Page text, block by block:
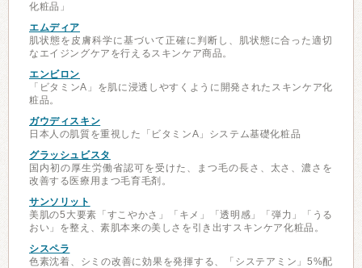
化粧品」
エムディア
肌状態を皮膚科学に基づいて正確に判断し、肌状態に合った適切
なエイジングケアを行えるスキンケア商品。
エンビロン
「ビタミンA」を肌に浸透しやすくように開発されたスキンケア化
粧品。
ガウディスキン
日本人の肌質を重視した「ビタミンA」システム基礎化粧品
グラッシュビスタ
国内初の厚生労働省認可を受けた、まつ毛の長さ、太さ、濃さを
改善する医療用まつ毛育毛剤。
サンソリット
美肌の5大要素「すこやかさ」「キメ」「透明感」「弾力」「うる
おい」を整え、素肌本来の美しさを引き出すスキンケア化粧品。
シスペラ
色素沈着、シミの改善に効果を発揮する、「システアミン」5%配